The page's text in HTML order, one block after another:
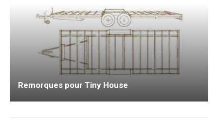
Remorques pour Tiny House